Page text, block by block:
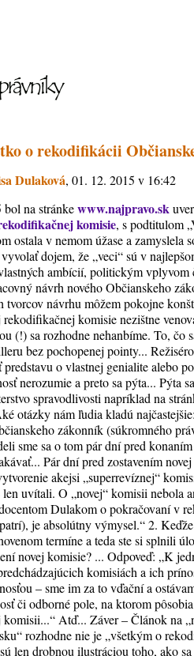
o rekodifikácii
Dulaková, 01. 12. 2015 v 16:42
bol na stránkewww.najpravo.sk
komisie, s podtitulom
ostala v nemom úžase a
dojem, že „veci“ sú v
ambícií, politickým
návrh nového Občianskeho
tvorcov návrhu môžem pokojne
rekodifikačnej komisie nezištne
(!) sa rozhodne nehanbíme. To,
bez pochopenej pointy...
o vlastnej genialite alebo
nerozumie a preto sa pýta... Pýta
spravodlivosti napríklad na
otázky nám ľudia kladú
zákonník (súkromného
sme sa o tom pár dní pred
Pár dní pred zostavením
akejsi „superrevíznej“
uvítali. O „novej“ komisii nebola
Dulakom o pokračovaní v
je absolútny výmysel.“ 2.
termíne a teda ste si splnili
novej komisie? ... Odpoveď: „K
komisiách a ich
– sme im za to vďační a
či odborné pole, na ktorom
Atď... Záver – Článok na
rozhodne nie je „všetkým o
len drobnou ilustráciou toho, ako